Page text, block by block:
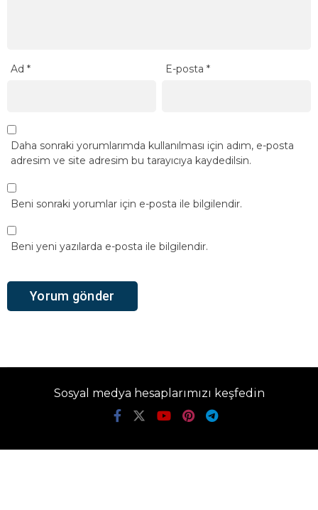
Ad * E-posta*
Daha sonraki yorumlarımda kullanılması için adım, e-posta
adresim ve site adresim bu tarayıcıya kaydedilsin.
Beni sonraki yorumlar için e-posta ile bilgilendir.
Beni yeni yazılarda e-posta ile bilgilendir.
Sosyal medya hesaplarımızı keşfedin